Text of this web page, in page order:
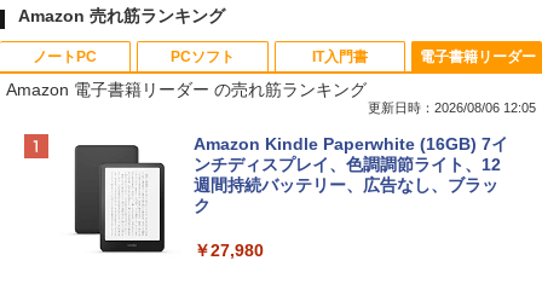
Amazon 売れ筋ランキング
ノートPC
Apple 2026 MacBook Neo A18 Proチッ
プ搭載13インチノートブック：AIとAppl
e Intelligenceのために設計、Liquid Ret
inaディスプレイ、8GBユニファイドメモ
eTime HDカメラ、Touch ID - インディ
PCソフト
Xbox プリペイドカード 10,000円 デジタ
ルコード 【旧 Xbox ギフトカード】 [オ
ンラインコード]
IT入門書
生成AIパスポート公式テキスト 第４版
￥1,766
電子書籍リーダー
Amazon 電子書籍リーダー の売れ筋ランキング
更新日時：2026/08/06 12:05
Amazon Kindle Paperwhite (16GB) 7イ
ンチディスプレイ、色調調節ライト、12
週間持続バッテリー、広告なし、ブラッ
ク
￥27,980